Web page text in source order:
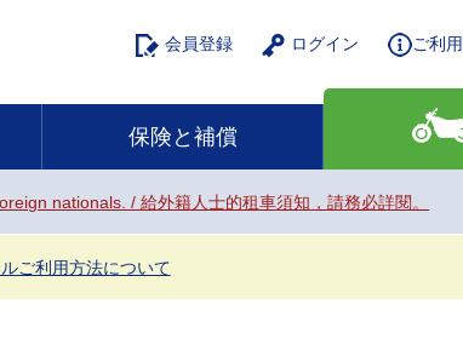
ご利
ログイン
会員登録
保険と補償
nationals. / 給外籍人士的租車須知，請務必詳閱。
ご利用方法について